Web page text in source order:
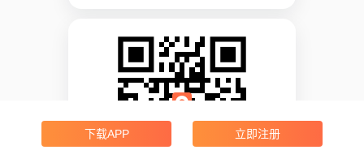
下载APP 立即注册